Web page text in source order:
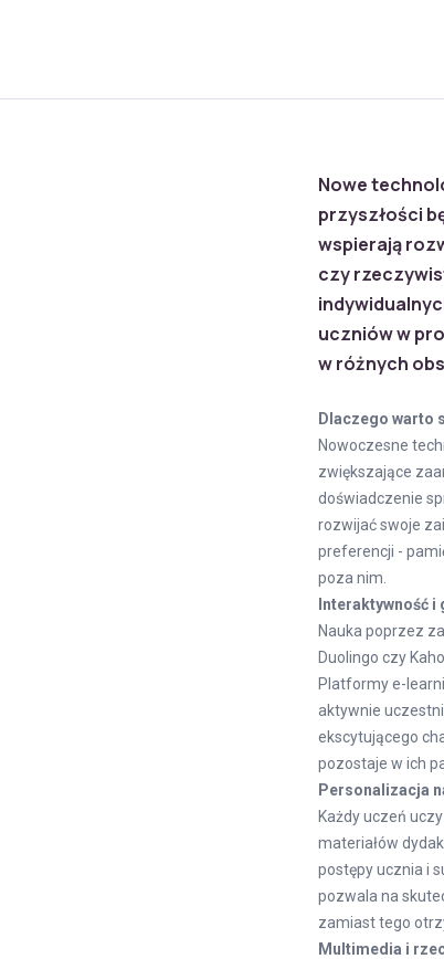
Nowe
przyszłości
wspierają
czy
uczniów w
w różnych
Dlaczego warto
Nowoczesne
zwiększające
doświadczenie
rozwijać swoje
preferencji -
poza nim.
Interaktywność i
Nauka poprzez
Duolingo czy
Platformy e-
aktywnie
ekscytującego
pozostaje w ich
Personalizacja
Każdy uczeń
materiałów
postępy ucznia i
pozwala na
zamiast tego
Multimedia i